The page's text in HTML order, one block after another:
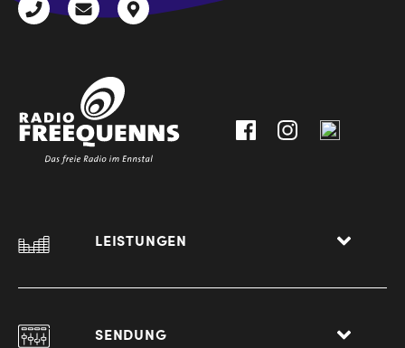
+43
radio@freequenns.at
Kulturhausstraße
LEISTUNGEN
SENDUNG